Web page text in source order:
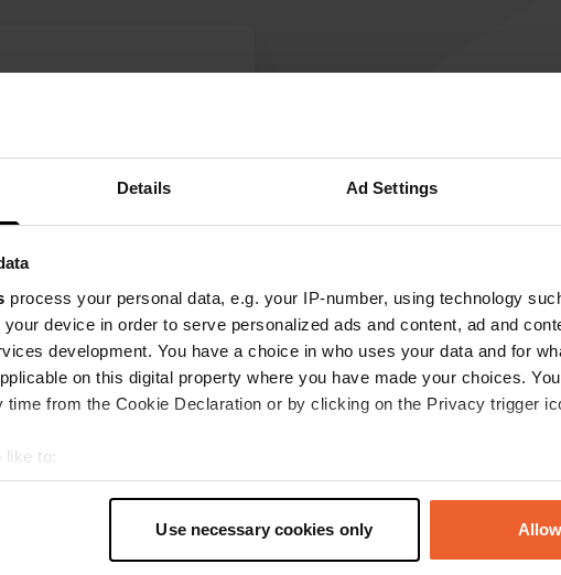
Details Ad Settings
process your personal data, e.g. your IP-number, using technology
device in order to serve personalized ads and content, ad and
development. You have a choice in who uses your data and for
on this digital property where you have made your choices.
time from the Cookie Declaration or by clicking on the Privacy trigger
like to:
your geographical location which can be accurate to within several
personal data is processed and set your preferences in the
Use necessary cookies only
ici pour passer la nuit.
journée, surtout par temps
le soir. Aucun
Vous êtes déjà
Information
wandelparkeerplaats